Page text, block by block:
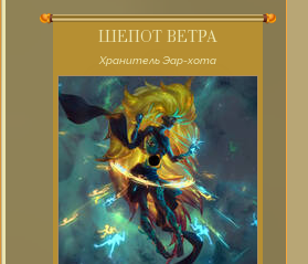
ШЕПОТ ВЕТРА
Хранитель Эар-хота